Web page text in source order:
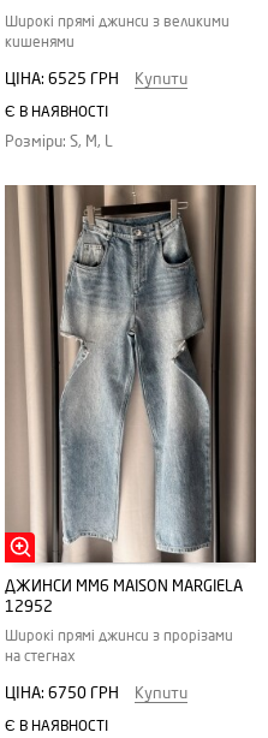
Широкі прямі джинси з великими
кишенями
ЦІНА: 6525 ГРН Купити
Є В НАЯВНОСТІ
Розміри: S, M, L
ДЖИНСИ MM6 MAISON MARGIELA
12952
Широкі прямі джинси з прорізами
на стегнах
ЦІНА: 6750 ГРН Купити
Є В НАЯВНОСТІ